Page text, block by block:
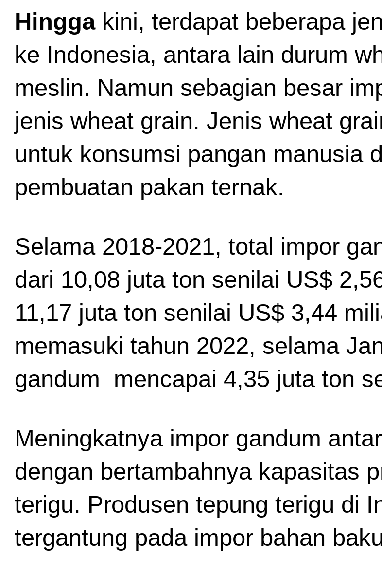
Hingga kini, terdapat beberapa
ke Indonesia, antara lain durum
meslin. Namun sebagian besar
jenis wheat grain. Jenis wheat
untuk konsumsi pangan manusia
pembuatan pakan ternak.
Selama 2018-2021, total impor
dari 10,08 juta ton senilai US$
11,17 juta ton senilai US$ 3,44
memasuki tahun 2022, selama
gandum  mencapai 4,35 juta ton
Meningkatnya impor gandum
dengan bertambahnya kapasitas
terigu. Produsen tepung terigu di
tergantung pada impor bahan